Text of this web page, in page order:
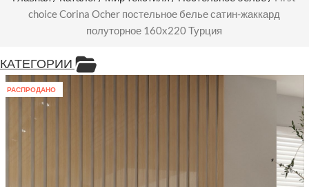
choice Corina Ocher постельное белье сатин-жаккард
полуторное 160х220 Турция
КАТЕГОРИИ
РАСПРОДАНО